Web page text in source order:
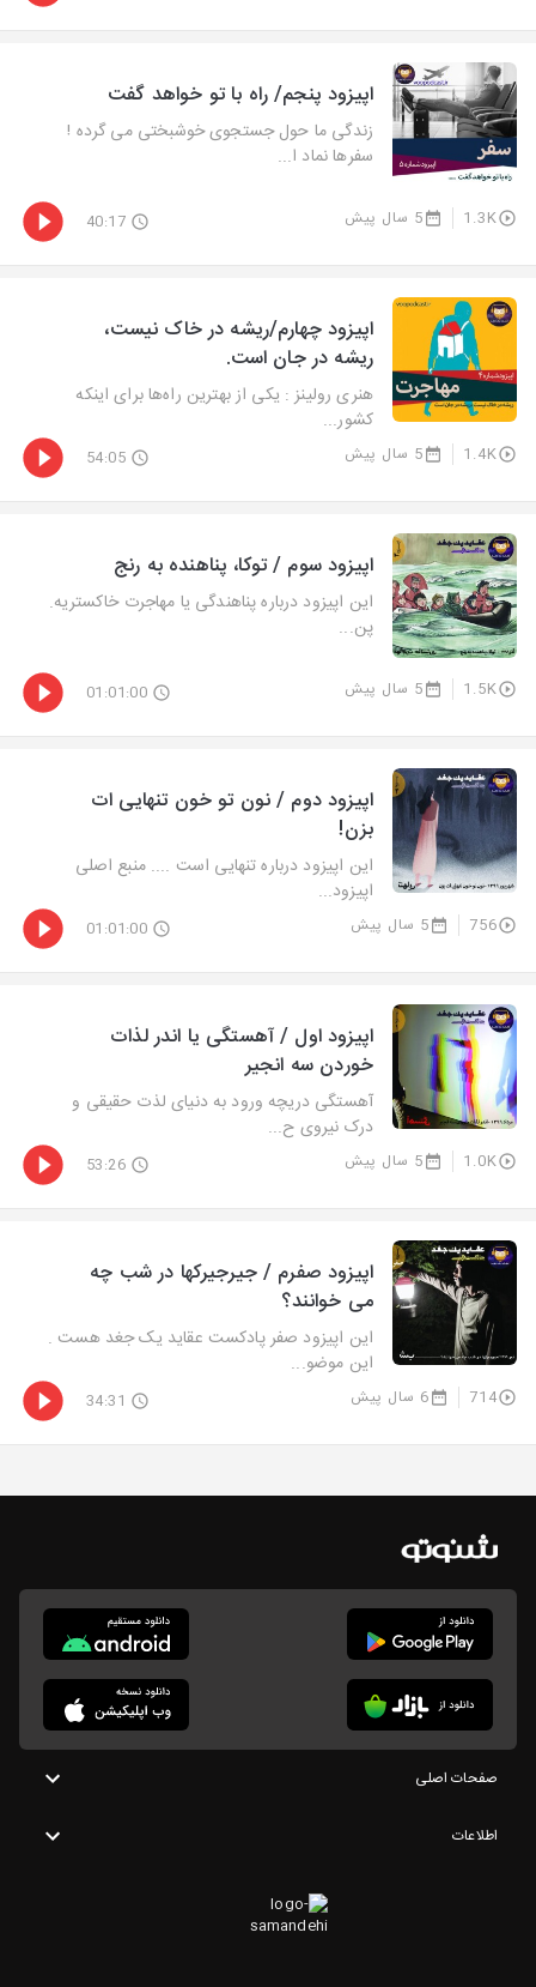
اپیزود پنجم/ راه با تو خواهد گفت
زندگی ما حول جستجوی خوشبختی می گرده !
سفرها نماد ا...
1.3K 5 سال پیش 40:17
اپیزود چهارم/ریشه در خاک نیست،
ریشه در جان است.
هنری رولینز : یکی از بهترین راه‌ها برای اینکه
کشور...
1.4K 5 سال پیش 54:05
اپیزود سوم / توکا، پناهنده به رنج
این اپیزود درباره پناهندگی یا مهاجرت خاکستریه.
پن...
1.5K 5 سال پیش 01:01:00
اپیزود دوم / نون تو خون تنهایی ات
بزن!
این اپیزود درباره تنهایی است .... منبع اصلی
اپیزود...
756 5 سال پیش 01:01:00
اپیزود اول / آهستگی یا اندر لذات
خوردن سه انجیر
آهستگی دریچه ورود به دنیای لذت حقیقی و
درک نیروی ح...
1.0K 5 سال پیش 53:26
اپیزود صفرم / جیرجیرکها در شب چه
می خوانند؟
این اپیزود صفر پادکست عقاید یک جغد هست .
این موضو...
714 6 سال پیش 34:31
صفحات اصلی
اطلاعات